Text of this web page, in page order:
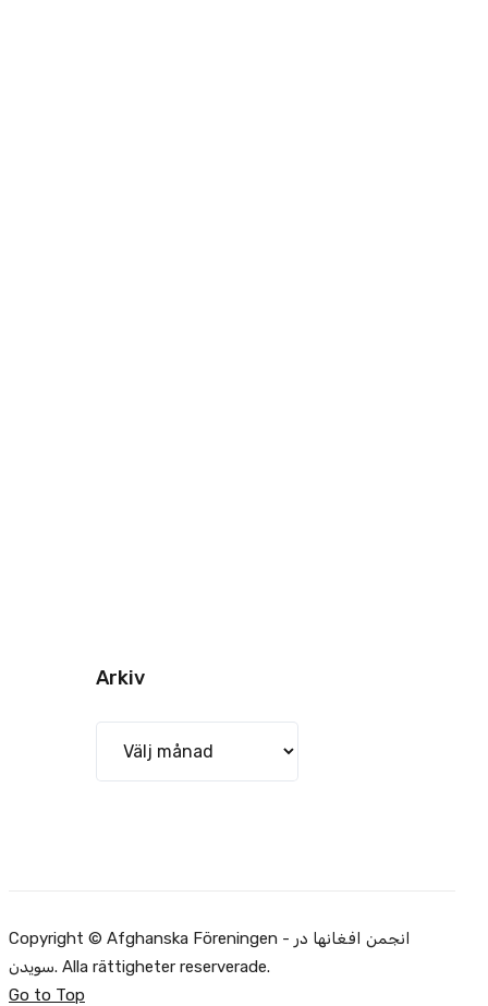
Arkiv
Copyright © Afghanska Föreningen - انجمن افغانها در
سویدن. Alla rättigheter reserverade.
Go to Top